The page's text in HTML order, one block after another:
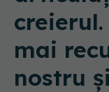
mai
nostru